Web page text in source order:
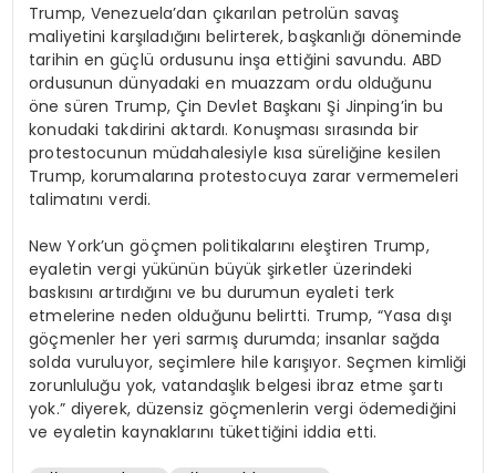
Trump, Venezuela’dan çıkarılan petrolün savaş
maliyetini karşıladığını belirterek, başkanlığı döneminde
tarihin en güçlü ordusunu inşa ettiğini savundu. ABD
ordusunun dünyadaki en muazzam ordu olduğunu
öne süren Trump, Çin Devlet Başkanı Şi Jinping’in bu
konudaki takdirini aktardı. Konuşması sırasında bir
protestocunun müdahalesiyle kısa süreliğine kesilen
Trump, korumalarına protestocuya zarar vermemeleri
talimatını verdi.
New York’un göçmen politikalarını eleştiren Trump,
eyaletin vergi yükünün büyük şirketler üzerindeki
baskısını artırdığını ve bu durumun eyaleti terk
etmelerine neden olduğunu belirtti. Trump, “Yasa dışı
göçmenler her yeri sarmış durumda; insanlar sağda
solda vuruluyor, seçimlere hile karışıyor. Seçmen kimliği
zorunluluğu yok, vatandaşlık belgesi ibraz etme şartı
yok.” diyerek, düzensiz göçmenlerin vergi ödemediğini
ve eyaletin kaynaklarını tükettiğini iddia etti.